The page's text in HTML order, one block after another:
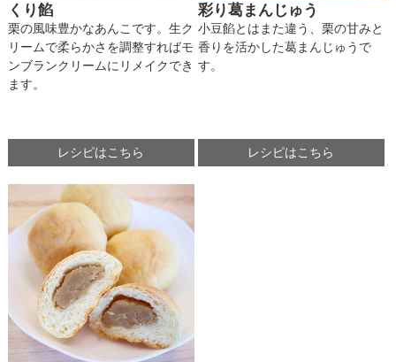
くり餡
栗の風味豊かなあんこです。生ク
リームで柔らかさを調整すればモ
ンブランクリームにリメイクでき
ます。
レシピはこちら
彩り葛まんじゅう
小豆餡とはまた違う、栗の甘みと
香りを活かした葛まんじゅうで
す。
レシピはこちら